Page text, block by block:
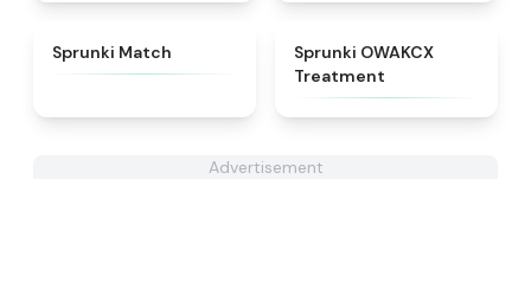
Sprunki Match
Sprunki OWAKCX
Treatment
Advertisement